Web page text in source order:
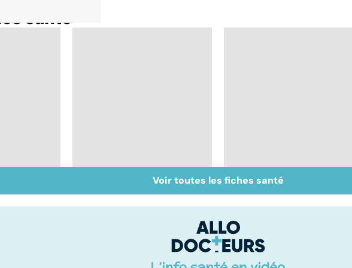
santé
Sexualité, infertilité
et PMA, des liens
Acupuncture :
comment est-elle
Voir toutes les fiches santé